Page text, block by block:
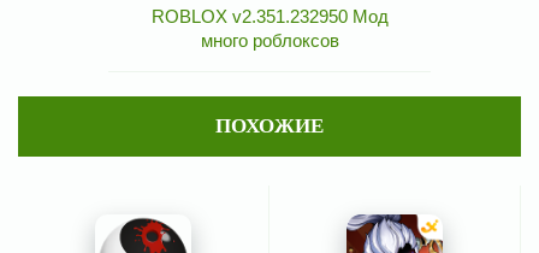
ROBLOX v2.351.232950 Мод
много роблоксов
ПОХОЖИЕ